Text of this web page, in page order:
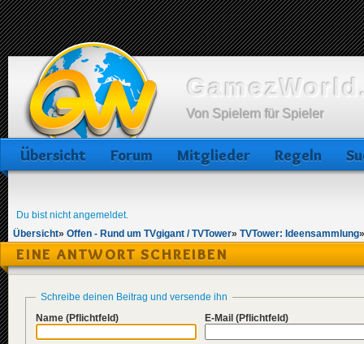
Von Spielern für Spieler
Übersicht Forum Mitglieder Regeln
Du bist nicht angemeldet.
Übersicht» Offen - Rund um TVgigant / TVTower» TVTower: Ideensammlung
EINE ANTWORT SCHREIBEN
Schreibe deinen Beitrag und versende ihn
Name (Pflichtfeld) E-Mail (Pflichtfeld)